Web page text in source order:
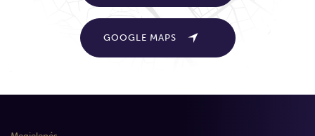
GOOGLE MAPS